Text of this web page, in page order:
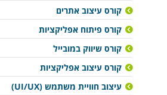
קורס עיצוב אתרים
קורס פיתוח אפליקציות
קורס שיווק במובייל
קורס עיצוב אפליקציות
עיצוב חוויית משתמש (UI/UX)